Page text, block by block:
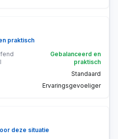
praktisch
Gebalanceerd en
praktisch
Standaard
Ervaringsgevoeliger
deze situatie